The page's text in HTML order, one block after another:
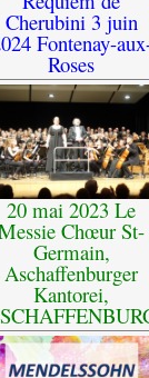
Cherubini 3 juin
Fontenay-
Roses
20 mai 2023 Le
Chœur St-
Germain,
Aschaffenburger
Kantorei,